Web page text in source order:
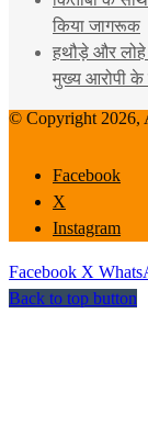
किया जागरूक
हथौड़े और लोहे
मुख्य आरोपी के
© Copyright 2026,
Facebook
X
Instagram
Facebook X
Back to top button